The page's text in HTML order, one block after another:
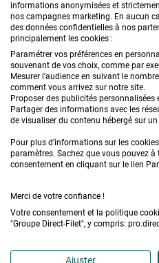
PRODUITS
CONSEILS
FAQ
DEMANDE DE DEVIS
Confidentialité &
Plan du site
informations anonymisées et
nos campagnes marketing. En aucun
des données confidentielles à nos
principalement les cookies :
Paramétrer vos préférences en
souvenant de vos choix, comme par
Mesurer l’audience en suivant le
comment vous arrivez sur notre site.
Proposer des publicités personnalisées
Partager des informations avec les
de visualiser du contenu hébergé sur un
Pour plus d'informations sur les
paramètres. Sachez que vous pouvez
consentement en cliquant sur le lien
Merci de votre confiance !
Votre consentement et la politique
"Groupe Direct-Filet", y compris:
Ajuster